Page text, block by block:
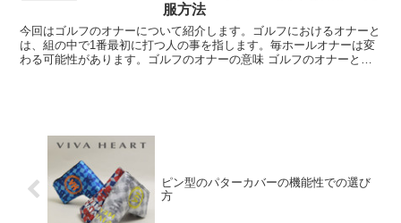
服方法
今回はゴルフのオナーについて紹介します。ゴルフにおけるオナーと
は、組の中で1番最初に打つ人の事を指します。毎ホールオナーは変
わる可能性があります。ゴルフのオナーの意味 ゴルフのオナーと
ピン型のパターカバーの機能性での選び
方